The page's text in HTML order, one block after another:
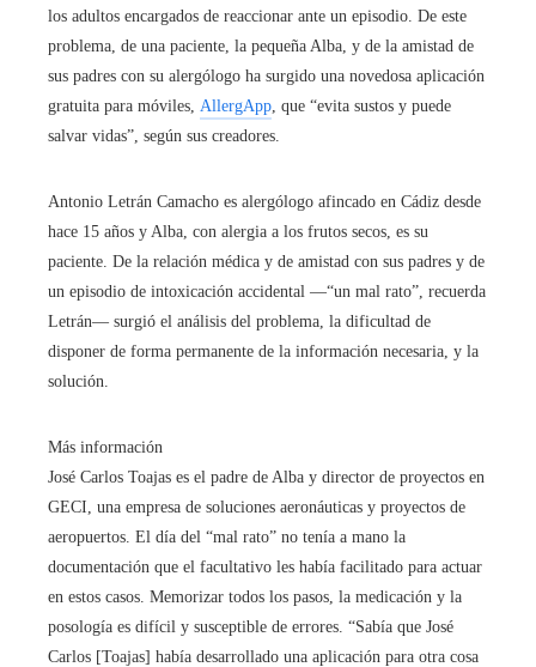
los adultos encargados de reaccionar ante un episodio. De este
problema, de una paciente, la pequeña Alba, y de la amistad de
sus padres con su alergólogo ha surgido una novedosa aplicación
gratuita para móviles, AllergApp , que “evita sustos y puede
salvar vidas”, según sus creadores.
Antonio Letrán Camacho es alergólogo afincado en Cádiz desde
hace 15 años y Alba, con alergia a los frutos secos, es su
paciente. De la relación médica y de amistad con sus padres y de
un episodio de intoxicación accidental —“un mal rato”, recuerda
Letrán— surgió el análisis del problema, la dificultad de
disponer de forma permanente de la información necesaria, y la
solución.
Más información
José Carlos Toajas es el padre de Alba y director de proyectos en
GECI, una empresa de soluciones aeronáuticas y proyectos de
aeropuertos. El día del “mal rato” no tenía a mano la
documentación que el facultativo les había facilitado para actuar
en estos casos. Memorizar todos los pasos, la medicación y la
posología es difícil y susceptible de errores. “Sabía que José
Carlos [Toajas] había desarrollado una aplicación para otra cosa